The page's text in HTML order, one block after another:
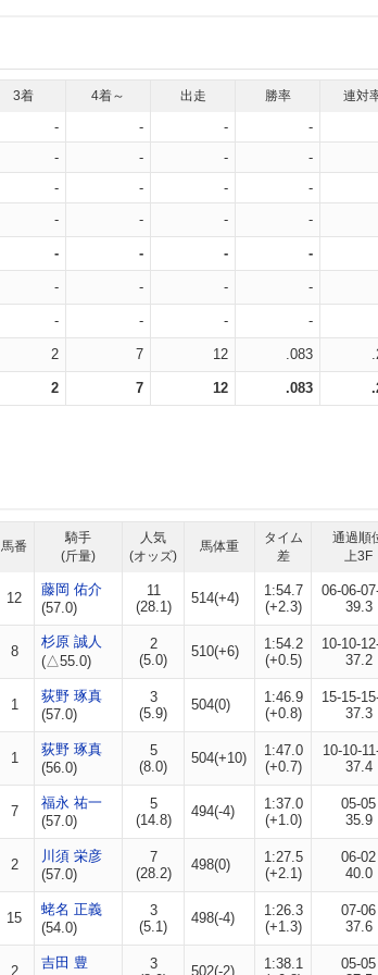
3着 4着～ 出走 勝率 連対
- - -
-
- - -
-
- - -
-
- - - -
- - - -
- - - -
- - - -
2 7 12 .083
2 7 12 .083
馬番
騎手
(斤量)
人気
(オッズ)
馬体重
タイム
差
通過順
上3F
12
藤岡 佑介
(57.0)
11
(28.1)
514(+4)
1:54.7
(+2.3)
06-06-
39.3
8
杉原 誠人
(△55.0)
2
(5.0)
510(+6)
1:54.2
(+0.5)
10-10-
37.2
1
荻野 琢真
(57.0)
3
(5.9)
504(0)
1:46.9
(+0.8)
15-15-
37.3
1
荻野 琢真
(56.0)
5
(8.0)
504(+10)
1:47.0
(+0.7)
10-10-
37.4
7
福永 祐一
(57.0)
5
(14.8)
494(-4)
1:37.0
(+1.0)
05-05
35.9
2
川須 栄彦
(57.0)
7
(28.2)
498(0)
1:27.5
(+2.1)
06-02
40.0
15
蛯名 正義
(54.0)
3
(5.1)
498(-4)
1:26.3
(+1.3)
07-06
37.6
2
吉田 豊
3
502(-2)
1:38.1
05-05